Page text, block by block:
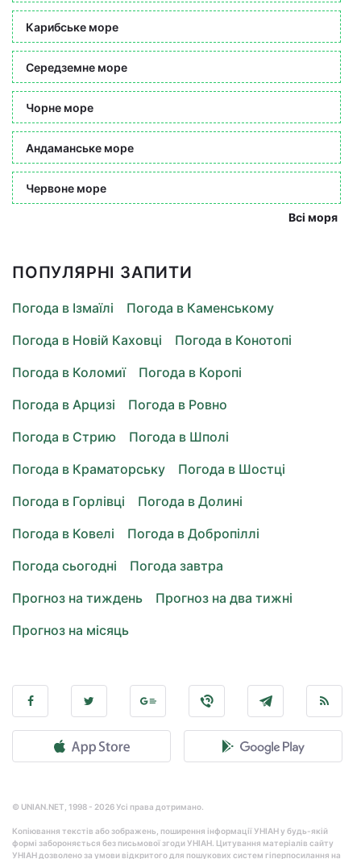
Карибське море
Середземне море
Чорне море
Андаманське море
Червоне море
Всі моря
ПОПУЛЯРНІ ЗАПИТИ
Погода в Ізмаїлі
Погода в Каменському
Погода в Новій Каховці
Погода в Конотопі
Погода в Коломиї
Погода в Коропі
Погода в Арцизі
Погода в Ровно
Погода в Стрию
Погода в Шполі
Погода в Краматорську
Погода в Шостці
Погода в Горлівці
Погода в Долині
Погода в Ковелі
Погода в Добропіллі
Погода сьогодні
Погода завтра
Прогноз на тиждень
Прогноз на два тижні
Прогноз на місяць
© UNIAN.NET, 1998 - 2026 Усі права дотримано.
Копіювання текстів або зображень, поширення інформації УНІАН у будь-якій
формі забороняється без письмової згоди УНІАН. Цитування матеріалів сайту
УНІАН дозволено за умови відкритого для пошукових систем гіперпосилання на